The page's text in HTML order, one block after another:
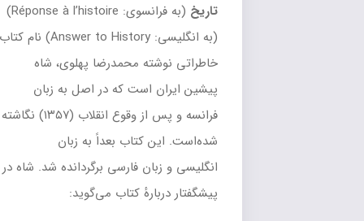
(به فرانسوی:Réponse à l’histoire
)
(به انگلیسی:Answer to History) نام کتاب
خاطراتی نوشته محمدرضا پهلوی، شاه
پیشین ایران است که در اصل به زبان
فرانسه و پس از وقوع انقلاب (۱۳۵۷) نگاشته
شده‌است. این کتاب بعداً به زبان
انگلیسی و زبان فارسی برگردانده شد. شاه در
پیشگفتار دربارهٔ کتاب می‌گوید: